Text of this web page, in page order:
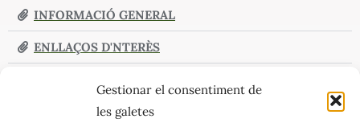
Gestionar el consentiment de
les galetes
INFORMACIÓ GENERAL
ENLLAÇOS D'NTERÈS